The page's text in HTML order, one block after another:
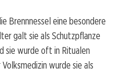
Brennnessel eine besondere
galt sie als Schutzpflanze
sie wurde oft in Ritualen
wurde sie als